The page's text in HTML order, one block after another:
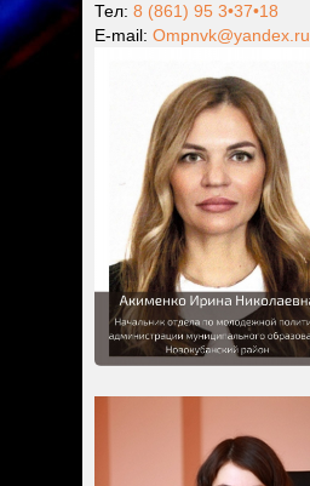
Тел: 8 (861) 95 3•37•18
Е-mail: Ompnvk@yandex.ru